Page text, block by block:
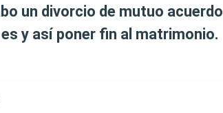
un divorcio de mutuo acuerdo
y así poner fin al matrimonio.